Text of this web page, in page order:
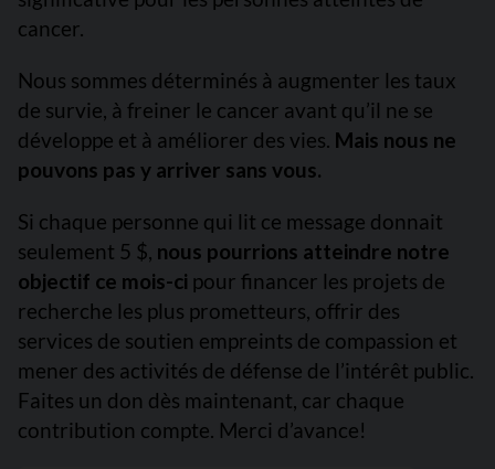
cancer.
Nous sommes déterminés à augmenter les taux
de survie, à freiner le cancer avant qu’il ne se
développe et à améliorer des vies. Mais nous ne
pouvons pas y arriver sans vous.
Si chaque personne qui lit ce message donnait
seulement 5 $, nous pourrions atteindre notre
objectif ce mois-ci pour financer les projets de
recherche les plus prometteurs, offrir des
services de soutien empreints de compassion et
mener des activités de défense de l’intérêt public.
Faites un don dès maintenant, car chaque
contribution compte. Merci d’avance!